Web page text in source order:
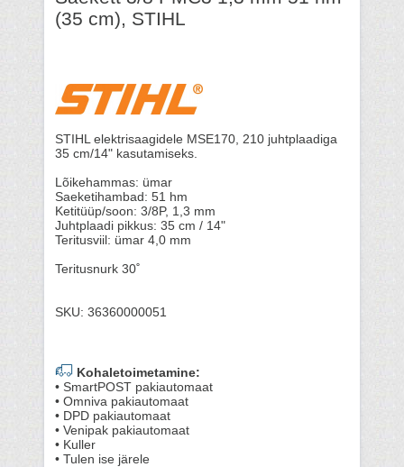
(35 cm), STIHL
STIHL elektrisaagidele MSE170, 210 juhtplaadiga
35 cm/14" kasutamiseks.
Lõikehammas: ümar
Saeketihambad: 51 hm
Ketitüüp/soon: 3/8P, 1,3 mm
Juhtplaadi pikkus: 35 cm / 14"
Teritusviil: ümar 4,0 mm
Teritusnurk 30˚
SKU: 36360000051
Kohaletoimetamine:
• SmartPOST pakiautomaat
• Omniva pakiautomaat
• DPD pakiautomaat
• Venipak pakiautomaat
• Kuller
• Tulen ise järele